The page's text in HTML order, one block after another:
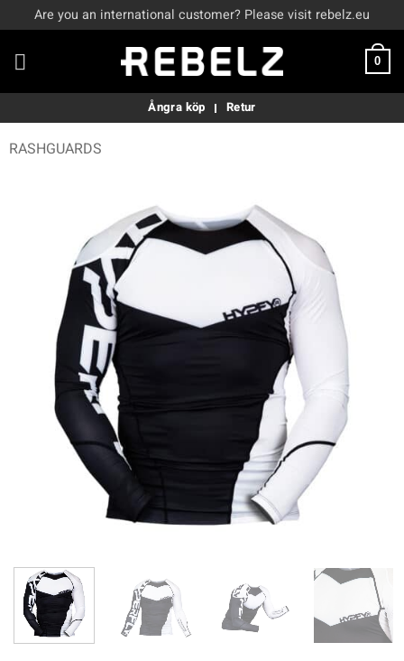
to
content
Are you an international customer? Please visit rebelz.eu
0
Ångra köp Retur
RASHGUARDS